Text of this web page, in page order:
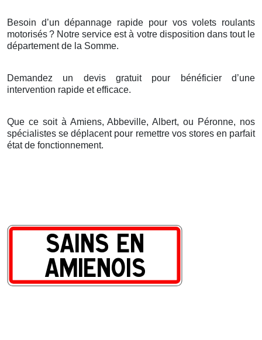
Besoin d’un dépannage rapide pour vos volets roulants
motorisés? Notre service està votre disposition dans tout le
département de la Somme.
Demandez un devis gratuit pour bénéficier d’une
intervention rapide et efficace.
Que ce soit à Amiens, Abbeville, Albert, ou Péronne, nos
spécialistes se déplacent pour remettre vos stores en parfait
état de fonctionnement.